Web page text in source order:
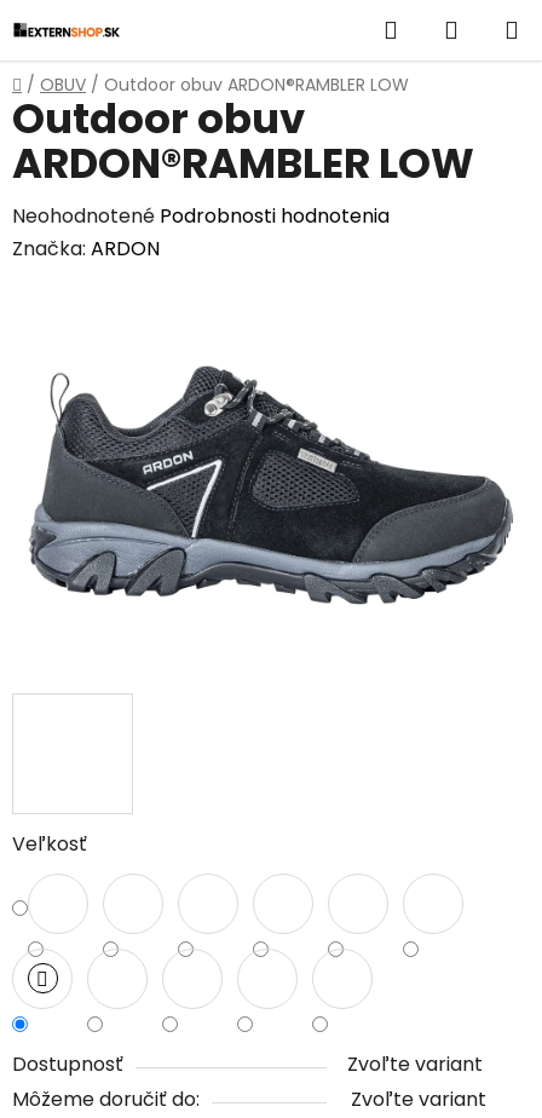
na
obsah
Hľadať
KOŠÍK
Domov
/ OBUV / Outdoor obuv ARDON®RAMBLER LOW
Veľkosť
Dostupnosť
Zvoľte variant
Môžeme doručiť do:
Zvoľte variant
Outdoor obuv
ARDON®RAMBLER LOW
Priemerné
hodnotenie
hviezdičiek.
Neohodnotené Podrobnosti hodnotenia
Značka: ARDON